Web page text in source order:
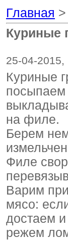
Главная
Куриные
25-04-2015,
Куриные
посыпаем
на филе.
Берем
Филе
Варим
мясо:
достаем
режем